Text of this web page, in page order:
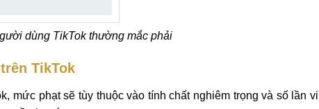
dùng TikTok thường mắc phải
TikTok
mức phạt sẽ tùy thuộc vào tính chất nghiêm trọng và số lần vi